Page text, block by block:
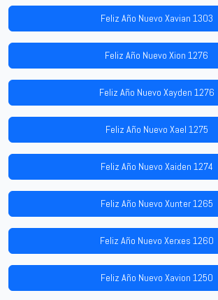
Feliz Año Nuevo Xavian 1303
Feliz Año Nuevo Xion 1276
Feliz Año Nuevo Xayden 1276
Feliz Año Nuevo Xael 1275
Feliz Año Nuevo Xaiden 1274
Feliz Año Nuevo Xunter 1265
Feliz Año Nuevo Xerxes 1260
Feliz Año Nuevo Xavion 1250